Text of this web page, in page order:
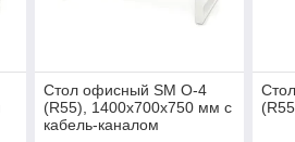
Стол офисный SM O-4
(R55), 1400х700х750 мм с
кабель-каналом